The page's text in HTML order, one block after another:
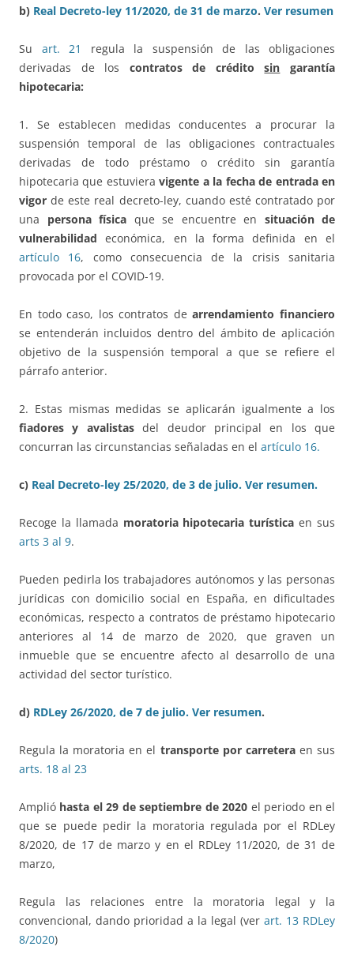
b) Real Decreto-ley 11/2020, de 31 de marzo. Ver resumen
Su art. 21
regula la suspensión de las obligaciones
derivadas de los contratos de créditosin garantía
hipotecaria:
1. Se establecen medidas conducentes a procurar la
suspensión temporal de las obligaciones contractuales
derivadas de todo préstamo o crédito sin garantía
hipotecaria que estuvieravigente a la fecha de entrada en
vigor de este real decreto-ley, cuando esté contratado por
una persona física que se encuentre en situación de
vulnerabilidad económica, en la forma definida en el
artículo 16, como consecuencia de la crisis sanitaria
provocada por el COVID-19.
En todo caso, los contratos dearrendamiento financiero
se entenderán incluidos dentro del ámbito de aplicación
objetivo de la suspensión temporal a que se refiere el
párrafo anterior.
2. Estas mismas medidas se aplicarán igualmente a los
fiadores y avalistasdel deudor principal en los que
concurran las circunstancias señaladas en el artículo 16.
c) Real Decreto-ley 25/2020, de 3 de julio. Ver resumen.
Recoge la llamada moratoria hipotecaria turística en sus
arts 3 al 9.
Pueden pedirla los trabajadores autónomos y las personas
jurídicas con domicilio social en España, en dificultades
económicas, respecto a contratos de préstamo hipotecario
anteriores al 14 de marzo de 2020, que graven un
inmueble que se encuentre afecto al desarrollo de una
actividad del sector turístico.
d) RDLey 26/2020, de 7 de julio. Ver resumen.
Regula la moratoria en el transporte por carreteraen sus
arts. 18 al 23
Amplió hasta el 29 de septiembre de 2020 el periodo en el
que se puede pedir la moratoria regulada por el RDLey
8/2020, de 17 de marzo y en el RDLey 11/2020, de 31 de
marzo,
Regula las relaciones entre la moratoria legal y la
convencional, dando prioridad a la legal (ver art. 13 RDLey
8/2020)